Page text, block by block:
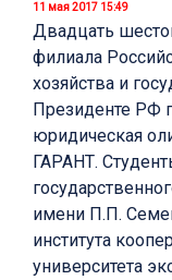
11 мая 2017 15:49
Двадцать
филиала
хозяйства и
Президенте РФ
юридическая
ГАРАНТ.
имени П.П.
института
университета